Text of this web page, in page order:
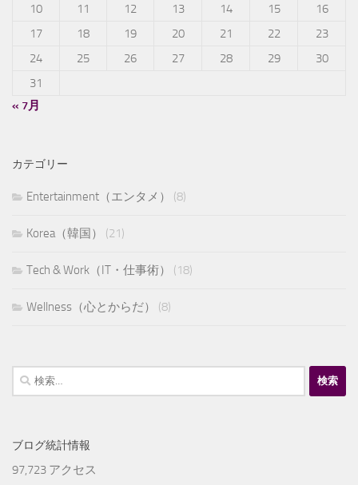
10
11 12 13 14 15
16
17
18 19 20 21 22
23
24
25 26 27 28 29
30
31
« 7月
カテゴリー
Entertainment（エンタメ） (8)
Korea（韓国） (21)
Tech & Work（IT・仕事術） (18)
Wellness（心とからだ） (8)
検
索:
ブログ統計情報
97,723 アクセス